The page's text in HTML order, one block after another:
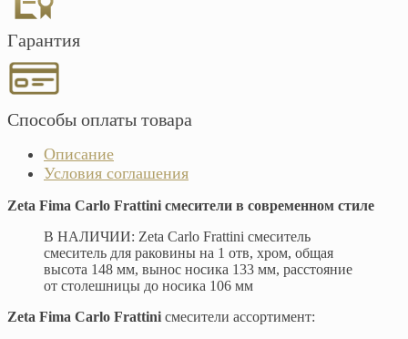
Гарантия
Способы оплаты товара
Описание
Условия соглашения
Zeta Fima Carlo Frattini смесители в современном стиле
В НАЛИЧИИ: Zeta Carlo Frattini смеситель
смеситель для раковины на 1 отв, хром, общая
высота 148 мм, вынос носика 133 мм, расстояние
от столешницы до носика 106 мм
Zeta Fima Carlo Frattini смесители ассортимент: